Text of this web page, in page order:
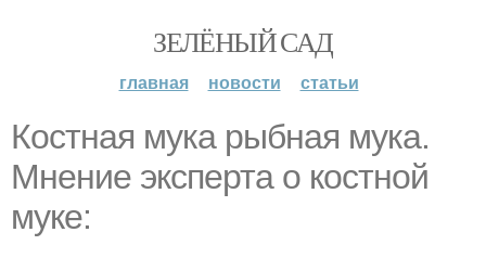
ЗЕЛЁНЫЙ САД
главная новости статьи
Костная мука рыбная мука.
Мнение эксперта о костной
муке: